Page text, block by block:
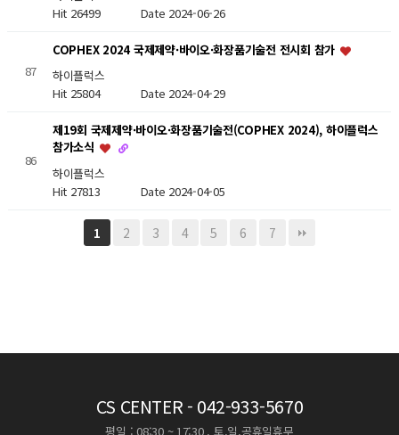
Hit 26499 Date 2024-06-26
87
COPHEX 2024 국제제약·바이오·화장품기술전 전시회 참가
하이플럭스
Hit 25804 Date 2024-04-29
86
제19회 국제제약·바이오·화장품기술전(COPHEX 2024), 하이플럭스
참가소식
하이플럭스
Hit 27813 Date 2024-04-05
1 2 3 4 5 6 7
CS CENTER - 042-933-5670
평일 : 08:30 ~ 17:30 , 토,일,공휴일휴무